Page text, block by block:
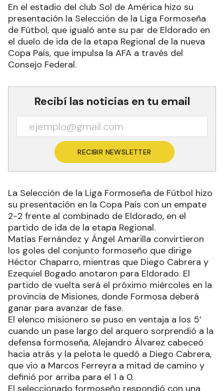
En el estadio del club Sol de América hizo su
presentación la Selección de la Liga Formoseña
de Fútbol, que igualó ante su par de Eldorado en
el duelo de ida de la etapa Regional de la nueva
Copa País, que impulsa la AFA a través del
Consejo Federal.
Recibí las noticias en tu email
RECIBIR NEWSLETTER
La Selección de la Liga Formoseña de Fútbol hizo
su presentación en la Copa País con un empate
2-2 frente al combinado de Eldorado, en el
partido de ida de la etapa Regional.
Matías Fernández y Ángel Amarilla convirtieron
los goles del conjunto formoseño que dirige
Héctor Chaparro, mientras que Diego Cabrera y
Ezequiel Bogado anotaron para Eldorado. El
partido de vuelta será el próximo miércoles en la
provincia de Misiones, donde Formosa deberá
ganar para avanzar de fase.
El elenco misionero se puso en ventaja a los 5’
cuando un pase largo del arquero sorprendió a la
defensa formoseña, Alejandro Álvarez cabeceó
hacia atrás y la pelota le quedó a Diego Cabrera,
que vio a Marcos Ferreyra a mitad de camino y
definió por arriba para el 1 a 0.
El seleccionado formoseño respondió con una